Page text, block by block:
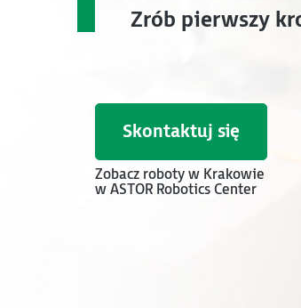
Zrób pierwszy
Skontaktuj się
Zobacz roboty w Krakowie
w ASTOR Robotics Center